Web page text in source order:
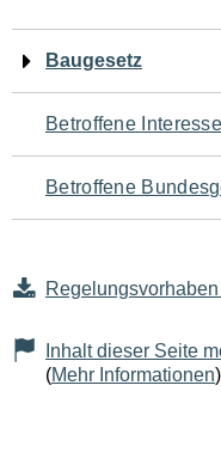
Navigation
für
den
Seiteninhalt
Baugesetz
Betroffene
Betroffene
Inhalt dieser Seite
(Mehr Informationen)